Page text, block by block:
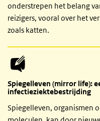
onderstrepen het belang
reizigers, vooral over het
zoals katten.
Spiegelleven (mirror life):
infectieziektebestrijding
Spiegelleven, organismen